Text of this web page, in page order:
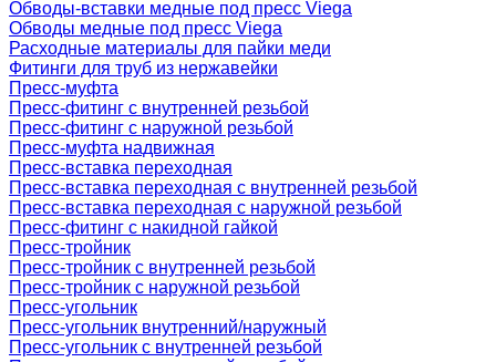
Обводы-вставки медные под пресс Viega
Обводы медные под пресс Viega
Расходные материалы для пайки меди
Фитинги для труб из нержавейки
Пресс-муфта
Пресс-фитинг с внутренней резьбой
Пресс-фитинг с наружной резьбой
Пресс-муфта надвижная
Пресс-вставка переходная
Пресс-вставка переходная с внутренней резьбой
Пресс-вставка переходная с наружной резьбой
Пресс-фитинг с накидной гайкой
Пресс-тройник
Пресс-тройник с внутренней резьбой
Пресс-тройник с наружной резьбой
Пресс-угольник
Пресс-угольник внутренний/наружный
Пресс-угольник с внутренней резьбой